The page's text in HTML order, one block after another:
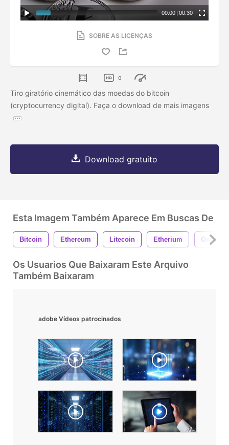
00:00 | 00:30
SOBRE AS LICENÇAS
0
Tiro giratório cinemático das moedas do bitcoin
(cryptocurrency digital). Faça o download de mais imagens
Download gratuito
Esta Imagem Também Aparece Em Buscas De
Bitcoin Ethereum Litecoin Etherium
Os Usuarios Que Baixaram Este Arquivo
Também Baixaram
adobe Vídeos patrocinados